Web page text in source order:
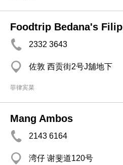
Foodtrip Bedana's
2332 3643
佐敦 西贡街2号J舖地下
菲律宾菜
Mang Ambos
2143 6164
湾仔 谢斐道120号